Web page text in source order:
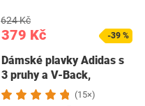
379 Kč
624 Kč
-39 %
Dámské plavky Adidas s
3 pruhy a V-Back,
velikost 46,…
(15×)